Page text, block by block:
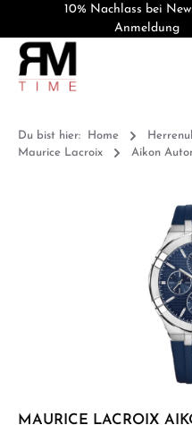
10% Nachlass bei
Anmeldung
Du bist hier: Home
Maurice Lacroix
Aikon
Bildergalerie überspringen
MAURICE LACROIX